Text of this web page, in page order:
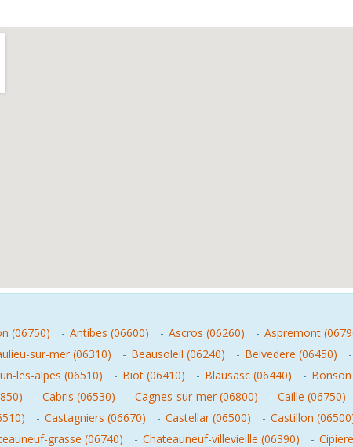
(06750) - Antibes (06600) - Ascros (06260) - Aspremont
sur-mer (06310) - Beausoleil (06240) - Belvedere (06450) -
les-alpes (06510) - Biot (06410) - Blausasc (06440) -
- Cabris (06530) - Cagnes-sur-mer (06800) - Caille (06750)
- Castagniers (06670) - Castellar (06500) - Castillon
grasse (06740) - Chateauneuf-villevieille (06390) -